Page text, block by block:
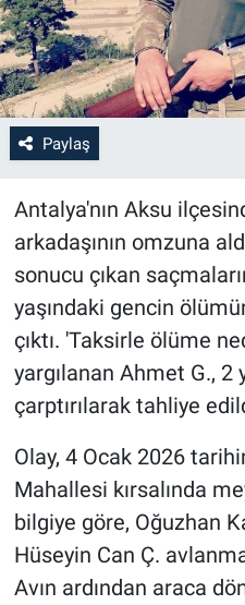
Paylaş
Antalya'nın Aksu
arkadaşının omzuna
sonucu çıkan
yaşındaki gencin
çıktı. 'Taksirle ölüme
yargılanan Ahmet G., 2
çarptırılarak tahliye
Olay, 4 Ocak 2026
Mahallesi kırsalında
bilgiye göre, Oğuzhan
Hüseyin Can Ç.
Avın ardından araca